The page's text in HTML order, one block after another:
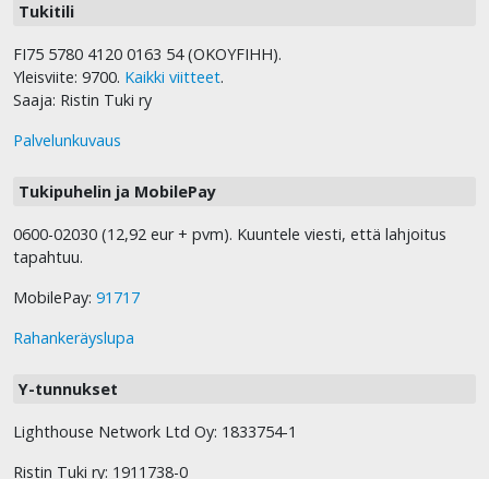
Tukitili
FI75 5780 4120 0163 54 (OKOYFIHH).
Yleisviite: 9700. Kaikki viitteet.
Saaja: Ristin Tuki ry
Palvelunkuvaus
Tukipuhelin ja MobilePay
0600-02030 (12,92 eur + pvm). Kuuntele viesti, että lahjoitus
tapahtuu.
MobilePay: 91717
Rahankeräyslupa
Y-tunnukset
Lighthouse Network Ltd Oy: 1833754-1
Ristin Tuki ry: 1911738-0